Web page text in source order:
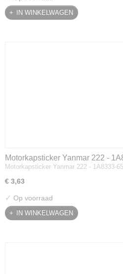
IN WINKELWAGEN
Motorkapsticker Yanmar 222 -
Motorkapsticker Yanmar 222 - 1A8333-
€ 3,63
✓ Op voorraad
IN WINKELWAGEN